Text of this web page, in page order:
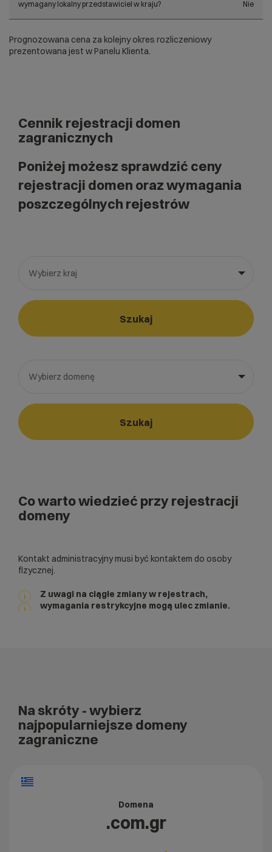
wymagany lokalny przedstawiciel w kraju? Nie
Prognozowana cena za kolejny okres rozliczeniowy
prezentowana jest w Panelu Klienta.
Cennik rejestracji domen
zagranicznych
Poniżej możesz sprawdzić ceny
rejestracji domen oraz wymagania
poszczególnych rejestrów
Wybierz kraj
Wybierz gotową listę. Użyj spacji, aby otworzyć.
Naciśnij spację, aby otworzyć listę, klawisze strzałek, aby
Szukaj
Wybierz domenę
Wybierz gotową listę. Użyj spacji, aby otworzyć.
Naciśnij spację, aby otworzyć listę, klawisze strzałek, aby
Szukaj
Co warto wiedzieć przy rejestracji
domeny
Kontakt administracyjny musi być kontaktem do osoby
fizycznej.
Z uwagi na ciągłe zmiany w rejestrach,
wymagania restrykcyjne mogą ulec zmianie.
Na skróty - wybierz
najpopularniejsze domeny
zagraniczne
Domena
.com.gr